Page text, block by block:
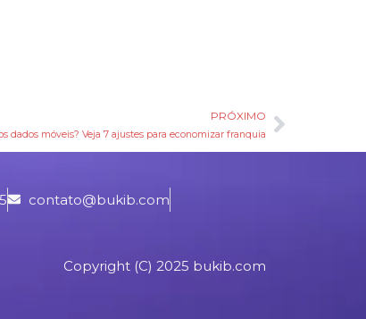
PRÓXIMO
dados móveis? Veja 7 ajustes para economizar franquia
contato@bukib.com
Copyright (C) 2025 bukib.com